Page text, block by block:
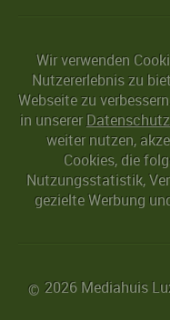
Wir verwenden
Nutzererlebnis zu
Webseite zu
in unserer
weiter nutzen,
Cookies, die
Nutzungsstatistik,
gezielte Werbung
© 2026 Mediahuis